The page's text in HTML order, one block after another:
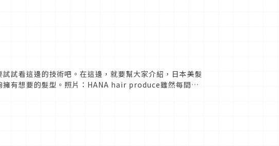
試看這邊的技術吧。在這邊，就要幫大家介紹，日本美髮
有想要的髮型。照片：HANA hair produce雖然每間店